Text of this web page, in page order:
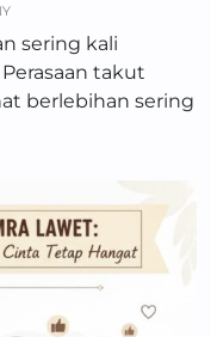
sering kali
takut
berlebihan sering